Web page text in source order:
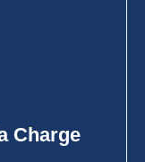
Charge